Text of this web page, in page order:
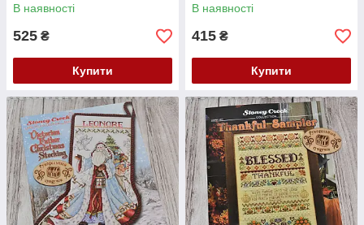
В наявності
525 ₴
Купити
В наявності
415 ₴
Купити